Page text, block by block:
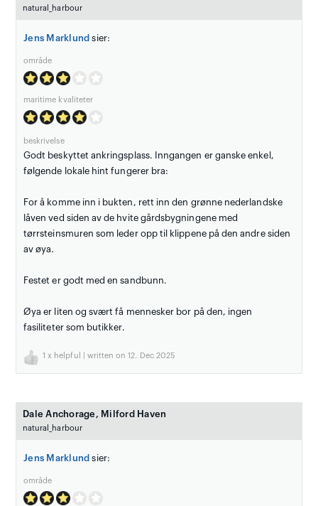
natural_harbour
Jens Marklund sier:
område
maritime kvaliteter
beskrivelse
Godt beskyttet ankringsplass. Inngangen er ganske enkel,
følgende lokale hint fungerer bra:
For å komme inn i bukten, rett inn den grønne nederlandske
låven ved siden av de hvite gårdsbygningene med
tørrsteinsmuren som leder opp til klippene på den andre siden
av øya.
Festet er godt med en sandbunn.
Øya er liten og svært få mennesker bor på den, ingen
fasiliteter som butikker.
1 x helpful | written on 12. Dec 2025
Dale Anchorage, Milford Haven
natural_harbour
Jens Marklund sier:
område